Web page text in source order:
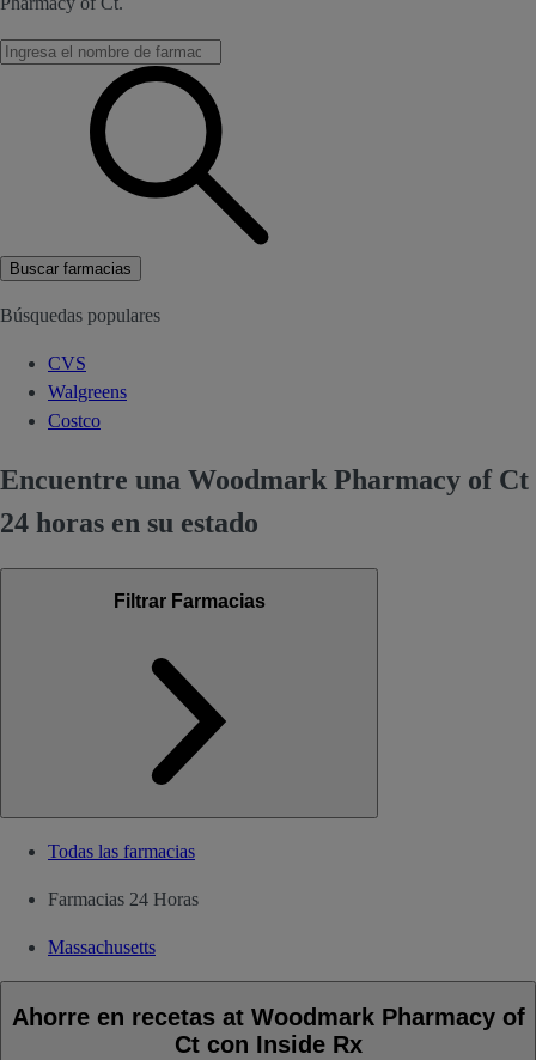
Buscar farmacias
Búsquedas populares
CVS
Walgreens
Costco
Encuentre una Woodmark Pharmacy of Ct
24 horas en su estado
Filtrar Farmacias
Todas las farmacias
Farmacias 24 Horas
Massachusetts
Ahorre en recetas at Woodmark Pharmacy of
Ct con Inside Rx